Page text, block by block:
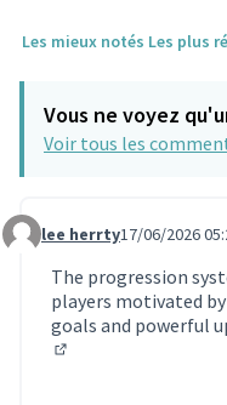
Les mieux notés Les plus
Vous ne voyez
Voir tous les
Commentaire 2417
lee herrty17/06/2026
The progression
players motivated
goals and powerful